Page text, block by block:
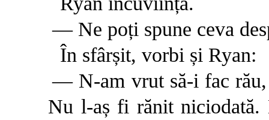
— Ne poți spune ceva
În sfârșit, vorbi și Ryan:
— N-am vrut să-i fac
Nu l-aș fi rănit